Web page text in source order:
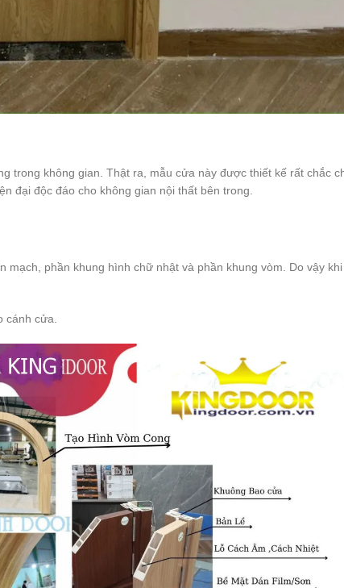
không gian. Thật ra, mẫu cửa này được thiết kế rất chắc
đại độc đáo cho không gian nội thất bên trong.
phần khung hình chữ nhật và phần khung vòm. Do vậy
cánh cửa.